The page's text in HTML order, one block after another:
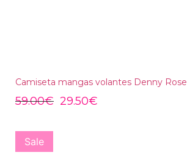
Camiseta mangas volantes Denny Rose
59.00€ 29.50€
Sale